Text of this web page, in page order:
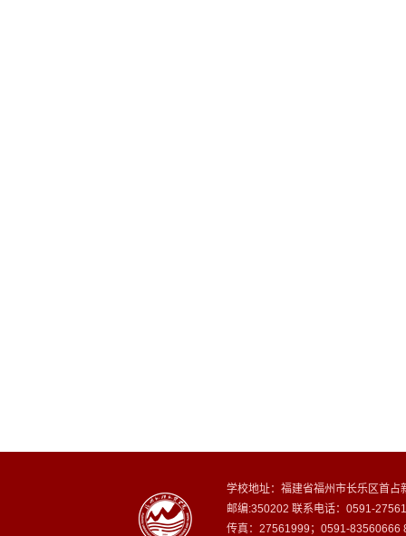
学校地址：福建省福州市长乐区首占
邮编:350202 联系电话：0591-
传真：27561999；0591-83560666